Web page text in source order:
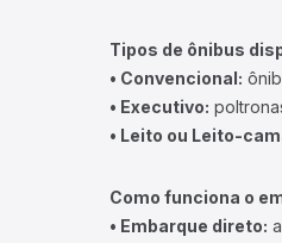
Tipos de ônibus
• Convencional:
• Executivo:
• Leito ou Leito-
Como funciona o
• Embarque direto: